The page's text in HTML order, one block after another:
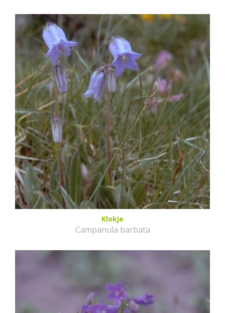
Klokje
Campanula barbata